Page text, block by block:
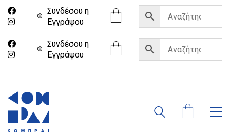
Συνδέσου η
Eγγράψου
Συνδέσου η
Eγγράψου